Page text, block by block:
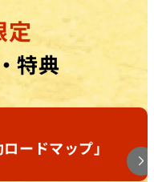
定
特典
ードマップ」